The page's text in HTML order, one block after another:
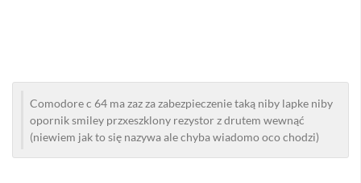
Comodore c 64 ma zaz za zabezpieczenie taką niby lapke niby
opornik smiley przxeszklony rezystor z drutem wewnąć
(niewiem jak to się nazywa ale chyba wiadomo oco chodzi)